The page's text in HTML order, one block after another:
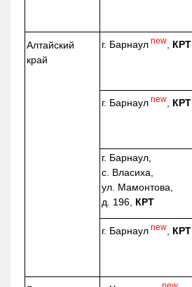
Алтайский
край
г. Барнаул new, КРТ
г. Барнаул new, КРТ
г. Барнаул,
с. Власиха,
ул. Мамонтова,
д. 196, КРТ
г. Барнаул new, КРТ